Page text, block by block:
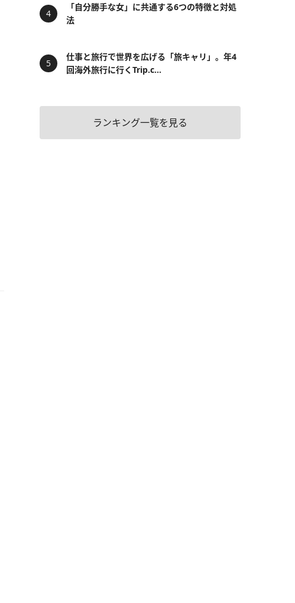
「自分勝手な女」に共通する6つの特徴と対処
法
仕事と旅行で世界を広げる「旅キャリ」。年4
回海外旅行に行くTrip.c...
ランキング一覧を見る